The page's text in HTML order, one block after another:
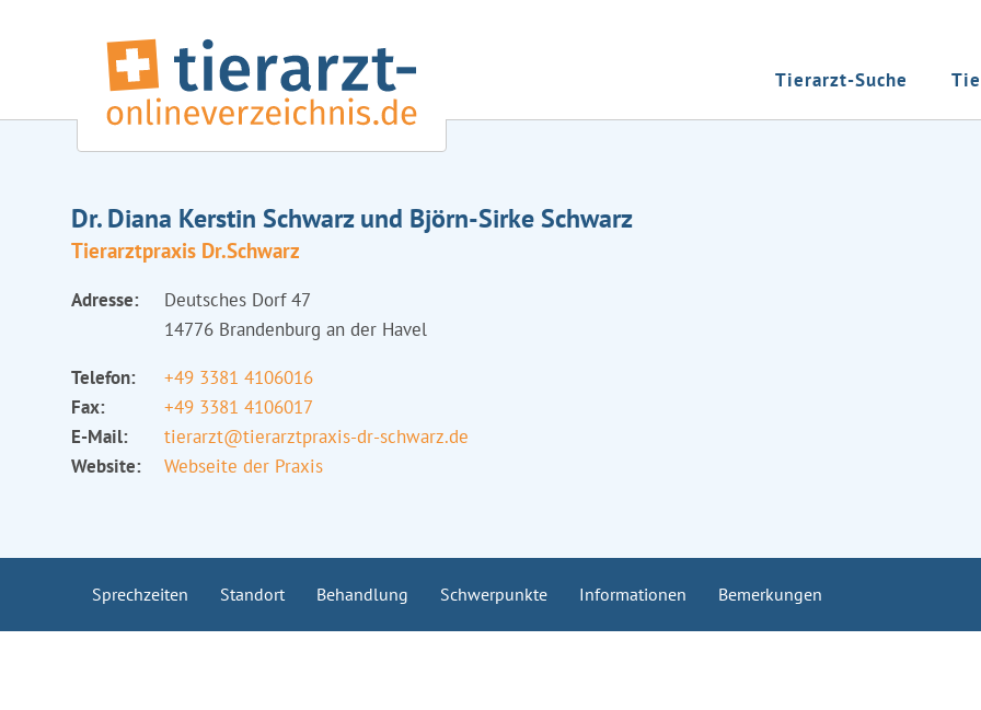
Tierarzt-Suche
Dr. Diana Kerstin Schwarz und Björn-Sirke Schwarz
Tierarztpraxis Dr.Schwarz
Adresse:
Deutsches Dorf 47
14776 Brandenburg an der Havel
Telefon:
+49 3381 4106016
Fax:
+49 3381 4106017
E-Mail:
tierarzt@tierarztpraxis-dr-schwarz.de
Website:
Webseite der Praxis
Sprechzeiten Standort Behandlung Schwerpunkte Informationen Bemerkungen